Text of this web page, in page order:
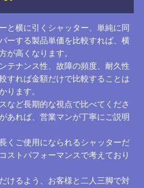
と横に引くシャッター、単純に同
ーする製品単価を比較すれば、横
が高くなります。
テナンス性、故障の頻度、耐久性
すれば金額だけで比較することは
ります。
など長期的な視点で比べてくださ
あれば、営業マンが丁寧にご説明
くご使用になられるシャッターだ
ストパフォーマンスで考えており
けるよう、お客様と二人三脚で対